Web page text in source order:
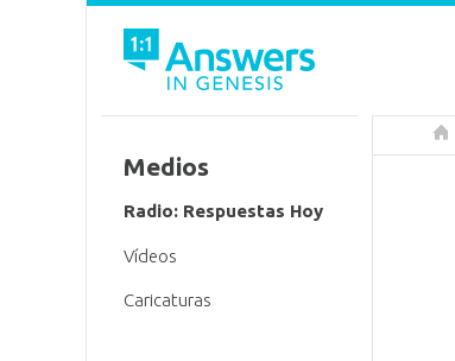
Medios
Radio: Respuestas Hoy
Vídeos
Caricaturas